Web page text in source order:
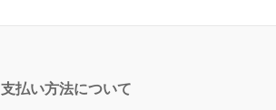
支払い方法について